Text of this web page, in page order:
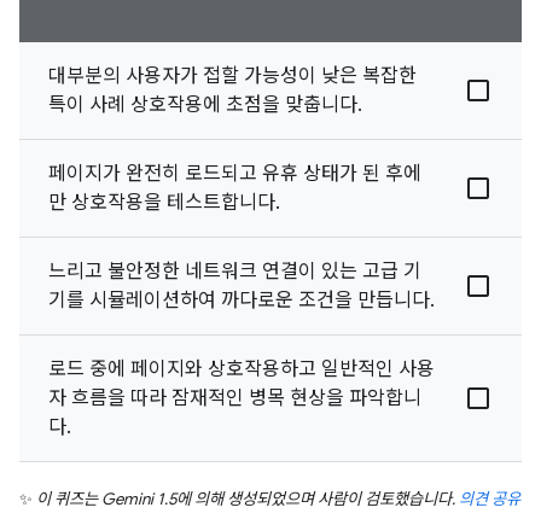
대부분의 사용자가 접할 가능성이 낮은 복잡한
특이 사례 상호작용에 초점을 맞춥니다.
페이지가 완전히 로드되고 유휴 상태가 된 후에
만 상호작용을 테스트합니다.
느리고 불안정한 네트워크 연결이 있는 고급 기
기를 시뮬레이션하여 까다로운 조건을 만듭니다.
로드 중에 페이지와 상호작용하고 일반적인 사용
자 흐름을 따라 잠재적인 병목 현상을 파악합니
다.
✨ 이 퀴즈는 Gemini 1.5에 의해 생성되었으며 사람이 검토했습니다. 의견 공유